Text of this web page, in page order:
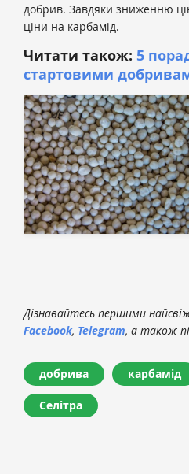
добрив. Завдяки зниженню
ціни на карбамід.
Читати також: 5
стартовими
Дізнавайтесь першими
Facebook, Telegram, а також
добрива карбамід
Селітра